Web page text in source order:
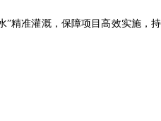
精准灌溉，保障项目高效实施，